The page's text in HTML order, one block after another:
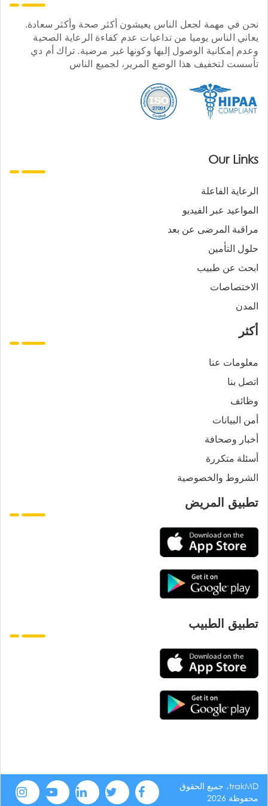
نحن في مهمة لجعل الناس يعيشون أكثر صحة وأكثر سعادة.
يعاني الناس يوميا من تداعيات عدم كفاءة الرعاية الصحية
وعدم إمكانية الوصول إليها وكونها غير مرضية. تراك أم دي
تأسست لتخفيف هذا الوضع المرير، لجميع الناس
Our Links
الرعاية الفاعلة
المواعيد عبر الفيديو
مراقبة المرضى عن بعد
حلول التأمين
ابحث عن طبيب
الاختصاصات
المدن
أكثر
معلومات عنا
اتصل بنا
وظائف
أمن البيانات
أخبار وصحافة
أسئلة متكررة
الشروط والخصوصية
تطبيق المريض
تطبيق الطبيب
trakMD، جميع الحقوق
محفوظة 2026